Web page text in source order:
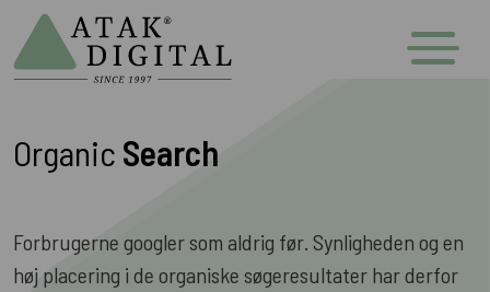
Organic Search
Forbrugerne googler som aldrig før. Synligheden og en
høj placering i de organiske søgeresultater har derfor